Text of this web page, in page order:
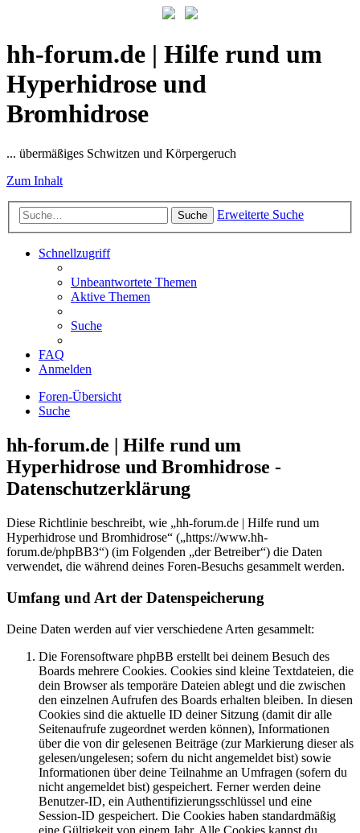
hh-forum.de | Hilfe rund um
Hyperhidrose und
Bromhidrose
... übermäßiges Schwitzen und Körpergeruch
Zum Inhalt
Suche Erweiterte Suche
Schnellzugriff
Unbeantwortete Themen
Aktive Themen
Suche
FAQ
Anmelden
Foren-Übersicht
Suche
hh-forum.de | Hilfe rund um
Hyperhidrose und Bromhidrose -
Datenschutzerklärung
Diese Richtlinie beschreibt, wie „hh-forum.de | Hilfe rund um
Hyperhidrose und Bromhidrose“ („https://www.hh-
forum.de/phpBB3“) (im Folgenden „der Betreiber“) die Daten
verwendet, die während deines Foren-Besuchs gesammelt werden.
Umfang und Art der Datenspeicherung
Deine Daten werden auf vier verschiedene Arten gesammelt:
Die Forensoftware phpBB erstellt bei deinem Besuch des
Boards mehrere Cookies. Cookies sind kleine Textdateien, die
dein Browser als temporäre Dateien ablegt und die zwischen
den einzelnen Aufrufen des Boards erhalten bleiben. In diesen
Cookies sind die aktuelle ID deiner Sitzung (damit dir alle
Seitenaufrufe zugeordnet werden können), Informationen
über die von dir gelesenen Beiträge (zur Markierung dieser als
gelesen/ungelesen; sofern du nicht angemeldet bist) sowie
Informationen über deine Teilnahme an Umfragen (sofern du
nicht angemeldet bist) gespeichert. Ferner werden deine
Benutzer-ID, ein Authentifizierungsschlüssel und eine
Session-ID gespeichert. Die Cookies haben standardmäßig
eine Gültigkeit von einem Jahr. Alle Cookies kannst du